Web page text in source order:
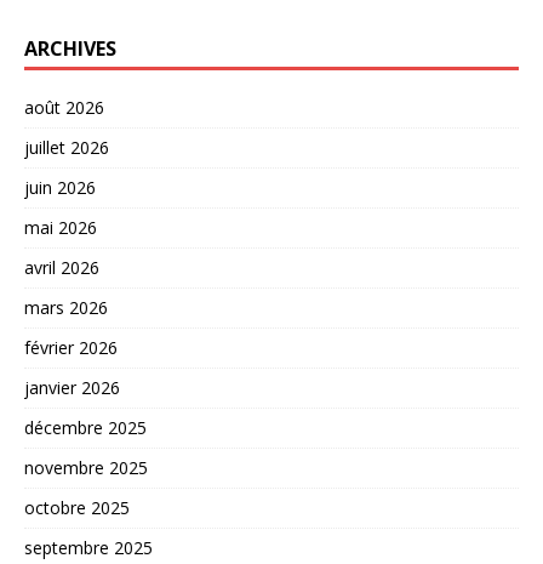
ARCHIVES
août 2026
juillet 2026
juin 2026
mai 2026
avril 2026
mars 2026
février 2026
janvier 2026
décembre 2025
novembre 2025
octobre 2025
septembre 2025